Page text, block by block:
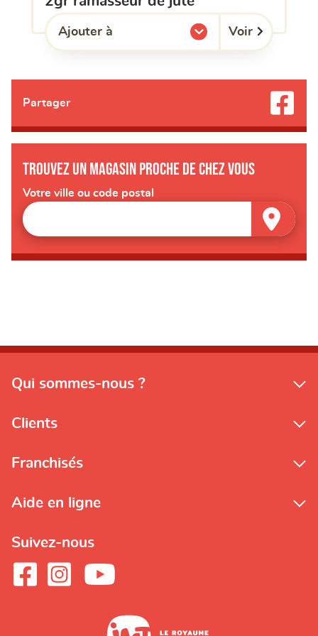
Ajouter à
l'une de mes listes. Voir
Partager
Trouvez un magasin proche de chez vous
Votre ville ou code postal
Qui sommes-nous ?
Clients
Franchisés
Aide en ligne
Suivez-nous